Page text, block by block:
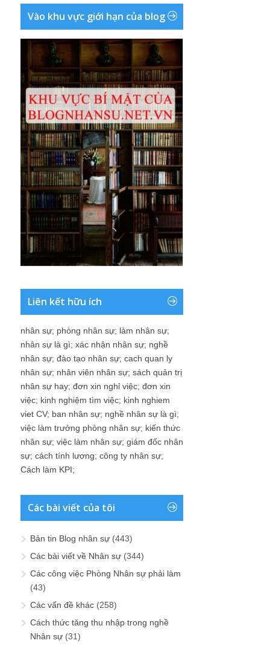
Vào khu vực giới hạn của blog
Liên kết hữu ích
nhân sự; phòng nhân sự; làm nhân sự;
nhân sự là gì; xác nhận nhân sự; nghề
nhân sự; đào tạo nhân sự; cach quan ly
nhân sự; nhân viên nhân sự; sách quản trị
nhân sự hay; đơn xin nghỉ việc; đơn xin
việc; kinh nghiệm tìm việc; kinh nghiem
viet CV; ban nhân sự; nghề nhân sự là gì;
việc làm trưởng phòng nhân sự; kiến thức
nhân sự; việc làm nhân sự; giám đốc nhân
sự; cách tính lương; công ty nhân sự;
Cách làm KPI;
Các bài viết của tôi
Bản tin Blog nhân sự (443)
Các bài viết về Nhân sự (344)
Các công việc Phòng Nhân sự phải làm
(43)
Các vấn đề khác (258)
Cách thức tăng thu nhập trong nghề
Nhân sự (31)